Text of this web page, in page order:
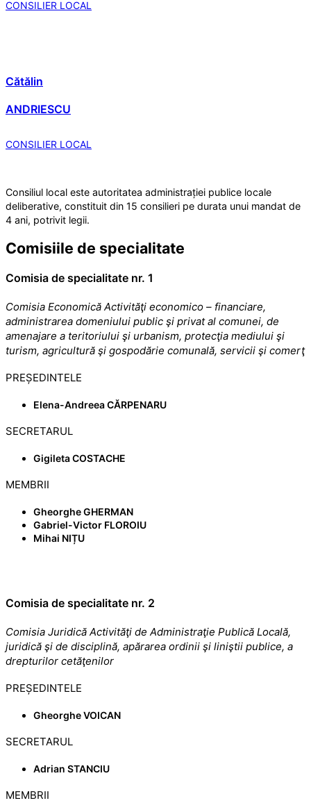
CONSILIER LOCAL
Cătălin
ANDRIESCU
CONSILIER LOCAL
Consiliul local este autoritatea administrației publice locale
deliberative, constituit din 15 consilieri pe durata unui mandat de
4 ani, potrivit legii.
Comisiile de specialitate
Comisia de specialitate nr. 1
Comisia Economică Activităţi economico – financiare,
administrarea domeniului public şi privat al comunei, de
amenajare a teritoriului şi urbanism, protecţia mediului şi
turism, agricultură şi gospodărie comunală, servicii şi comerţ
PREȘEDINTELE
Elena-Andreea CĂRPENARU
SECRETARUL
Gigileta COSTACHE
MEMBRII
Gheorghe GHERMAN
Gabriel-Victor FLOROIU
Mihai NIȚU
Comisia de specialitate nr. 2
Comisia Juridică Activităţi de Administraţie Publică Locală,
juridică şi de disciplină, apărarea ordinii şi liniştii publice, a
drepturilor cetăţenilor
PREȘEDINTELE
Gheorghe VOICAN
SECRETARUL
Adrian STANCIU
MEMBRII